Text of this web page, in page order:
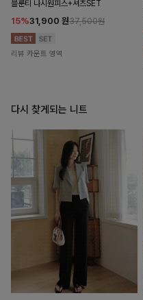
블룬티 나시원피스+셔츠SET
15%31,900 원37,500원
리뷰 카운트 영역
다시 찾게되는 니트